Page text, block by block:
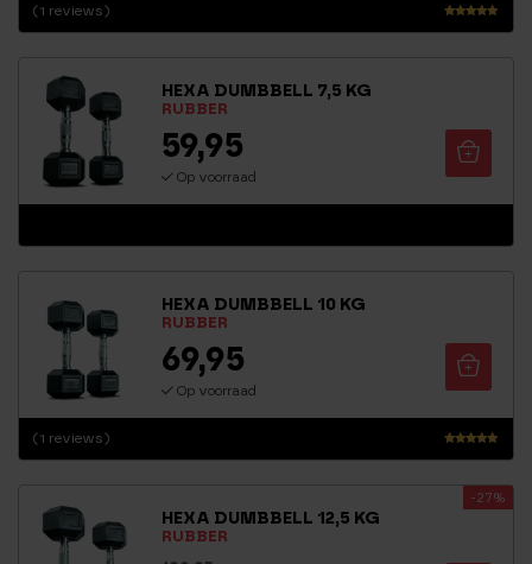
Waarderin
(1 reviews)
HEXA DUMBBELL 7,5 KG
RUBBER
59,95
Op voorraad
HEXA DUMBBELL 10 KG
RUBBER
Waarderin
(1 reviews)
69,95
Op voorraad
HEXA DUMBBELL 12,5 KG
RUBBER
-27%